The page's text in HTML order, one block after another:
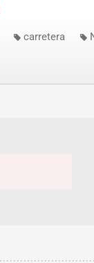
carretera